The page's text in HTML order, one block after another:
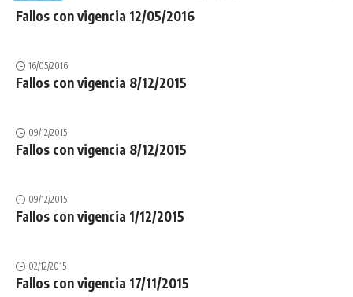
Fallos con vigencia 12/05/2016
16/05/2016
Fallos con vigencia 8/12/2015
09/12/2015
Fallos con vigencia 8/12/2015
09/12/2015
Fallos con vigencia 1/12/2015
02/12/2015
Fallos con vigencia 17/11/2015